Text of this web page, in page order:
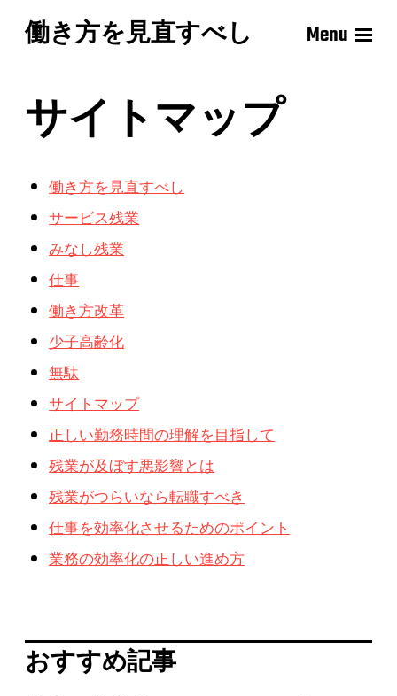
働き方を見直すべし Menu
サイトマップ
働き方を見直すべし
サービス残業
みなし残業
仕事
働き方改革
少子高齢化
無駄
サイトマップ
正しい勤務時間の理解を目指して
残業が及ぼす悪影響とは
残業がつらいなら転職すべき
仕事を効率化させるためのポイント
業務の効率化の正しい進め方
おすすめ記事